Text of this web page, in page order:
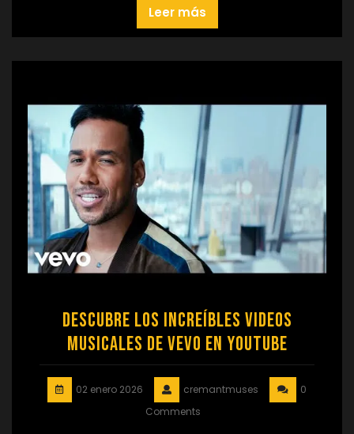
Leer más
Descubre los increíbles videos
musicales de Vevo en YouTube
02 enero 2026 cremantmuses
0
Comments